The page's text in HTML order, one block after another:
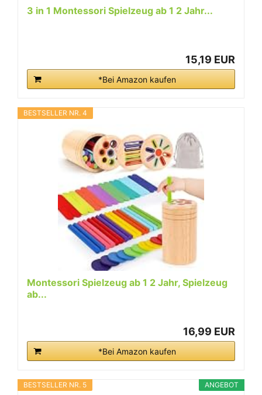
3 in 1 Montessori Spielzeug ab 1 2 Jahr...
15,19 EUR
*Bei Amazon kaufen
BESTSELLER NR. 4
Montessori Spielzeug ab 1 2 Jahr, Spielzeug
ab...
16,99 EUR
*Bei Amazon kaufen
ANGEBOT
BESTSELLER NR. 5